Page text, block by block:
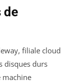
de
filiale cloud
disques durs
machine